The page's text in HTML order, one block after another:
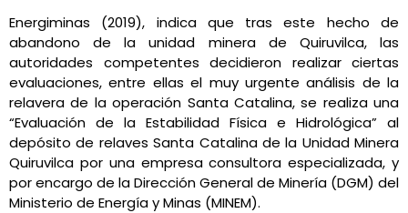
Energiminas (2019), indica que tras este hecho de
abandono de la unidad minera de Quiruvilca, las
autoridades competentes decidieron realizar ciertas
evaluaciones, entre ellas el muy urgente análisis de la
relavera de la operación Santa Catalina, se realiza una
“Evaluación de la Estabilidad Física e Hidrológica” al
depósito de relaves Santa Catalina de la Unidad Minera
Quiruvilca por una empresa consultora especializada, y
por encargo de la Dirección General de Minería (DGM) del
Ministerio de Energía y Minas (MINEM).